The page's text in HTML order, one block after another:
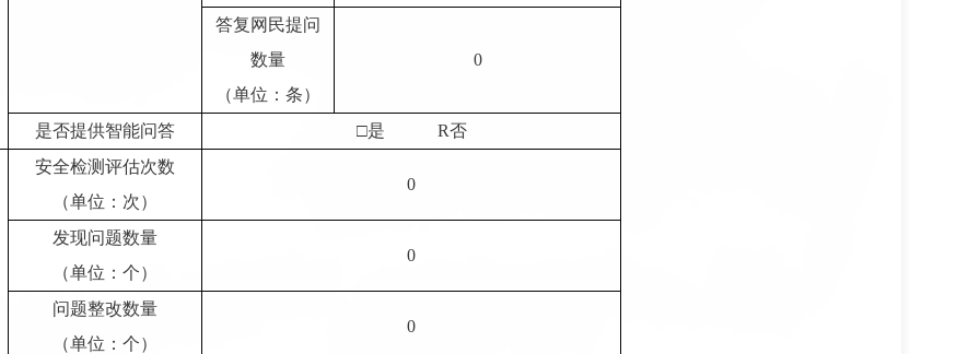
答复网民提问
数量
（单位：条）
0
是否提供智能问答 □是 R否
安全检测评估次数
（单位：次）
0
发现问题数量
（单位：个）
0
问题整改数量
（单位：个）
0